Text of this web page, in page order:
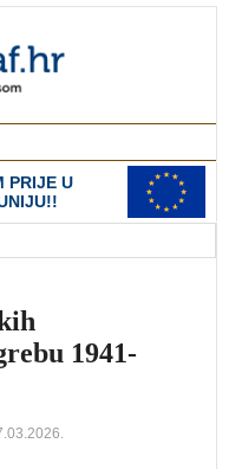
PRIJE U
1941-